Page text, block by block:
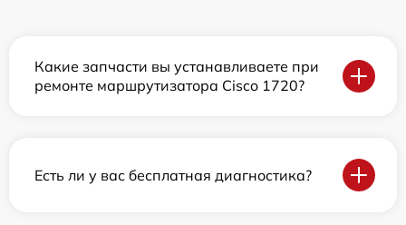
Какие запчасти вы устанавливаете при
ремонте маршрутизатора Cisco 1720?
Есть ли у вас бесплатная диагностика?